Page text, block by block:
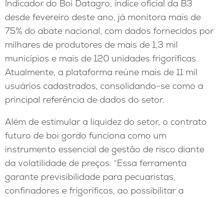
Indicador do Boi Datagro, índice oficial da B3
desde fevereiro deste ano, já monitora mais de
75% do abate nacional, com dados fornecidos por
milhares de produtores de mais de 1,3 mil
municípios e mais de 120 unidades frigoríficas.
Atualmente, a plataforma reúne mais de 11 mil
usuários cadastrados, consolidando-se como a
principal referência de dados do setor.
Além de estimular a liquidez do setor, o contrato
futuro de boi gordo funciona como um
instrumento essencial de gestão de risco diante
da volatilidade de preços. “Essa ferramenta
garante previsibilidade para pecuaristas,
confinadores e frigoríficos, ao possibilitar a